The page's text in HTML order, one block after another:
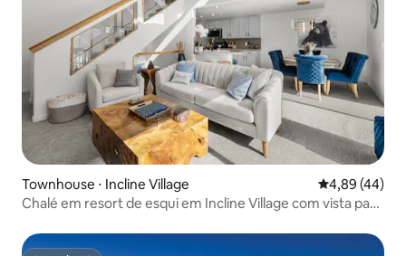
Townhouse ⋅ Incline Village 4,89 de uma
4,89 (44)
Chalé em resort de esqui em Incline Village com vista para